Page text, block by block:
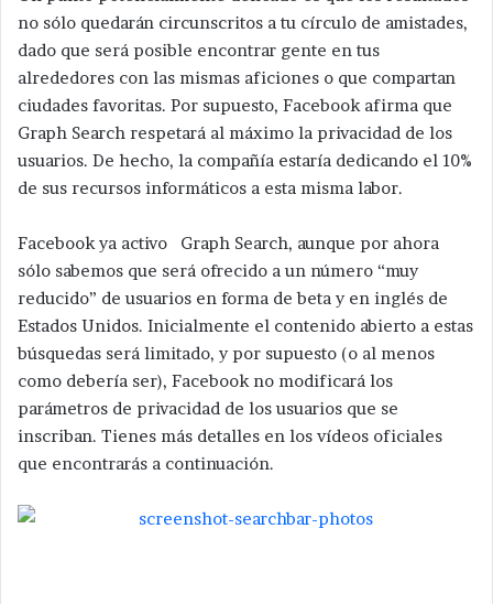
no sólo quedarán circunscritos a tu círculo de amistades,
dado que será posible encontrar gente en tus
alrededores con las mismas aficiones o que compartan
ciudades favoritas. Por supuesto, Facebook afirma que
Graph Search respetará al máximo la privacidad de los
usuarios. De hecho, la compañía estaría dedicando el 10%
de sus recursos informáticos a esta misma labor.
Facebook ya activo Graph Search, aunque por ahora
sólo sabemos que será ofrecido a un número “muy
reducido” de usuarios en forma de beta y en inglés de
Estados Unidos. Inicialmente el contenido abierto a estas
búsquedas será limitado, y por supuesto (o al menos
como debería ser), Facebook no modificará los
parámetros de privacidad de los usuarios que se
inscriban. Tienes más detalles en los vídeos oficiales
que encontrarás a continuación.